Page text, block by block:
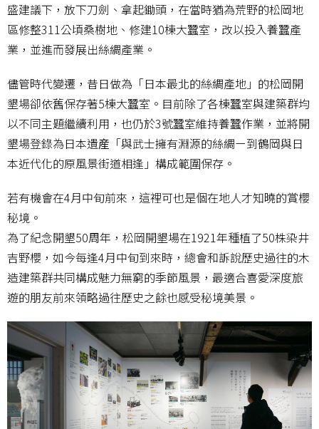
盛建議下，放下刀劍、拿起鋤頭，在當時猶為荒野的松岡地
區修整311公頃桑樹地、修建10棟大蠶室，改以投入養蠶產
業，並進而發展出絲綢產業。
儘管時代變遷，昔日做為「日本最北的絲綢產地」的松岡開
墾場卻依舊保存著5棟大蠶室。目前除了各棟蠶室與建築群均
以不同主題繼續利用，也仍於3號蠶室維持養蠶作業，並將開
墾場登錄為日本遺産「與武士擁有淵源的絲綢ー到鶴岡與日
本近代化的原風景街道相逢」構成範圍保存。
若有機會在4月中旬前來，這裡可也是個在地人才知曉的賞櫻
秘境。
為了紀念開墾50周年，松岡開墾場在1921年種植了50株染井
吉野櫻，如今每逢4月中旬到來時，總會和訴說歷史過往的木
造建築群共同構成魅力無窮的季節風景，最適合喜愛深度旅
遊的朋友前來領略過往歷史之餘也感受秘境美景。